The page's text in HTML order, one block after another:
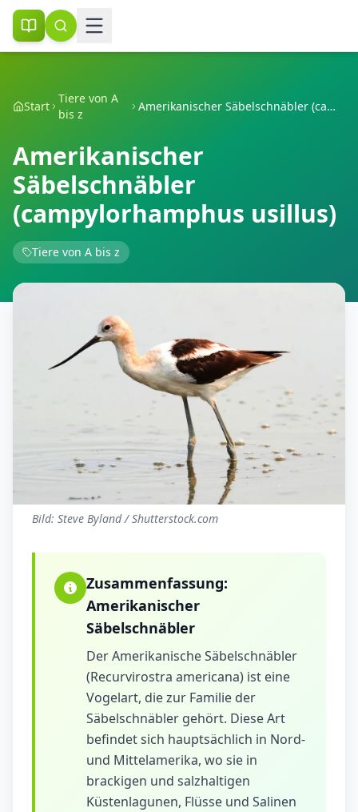
Start
Tiere von A
bis z
Amerikanischer Säbelschnäbler (campylorhamphus usillus)
Amerikanischer
Säbelschnäbler
(campylorhamphus usillus)
Tiere von A bis z
Bild: Steve Byland / Shutterstock.com
Zusammenfassung:
Amerikanischer
Säbelschnäbler
Der Amerikanische Säbelschnäbler
(Recurvirostra americana) ist eine
Vogelart, die zur Familie der
Säbelschnäbler gehört. Diese Art
befindet sich hauptsächlich in Nord-
und Mittelamerika, wo sie in
brackigen und salzhaltigen
Küstenlagunen, Flüsse und Salinen